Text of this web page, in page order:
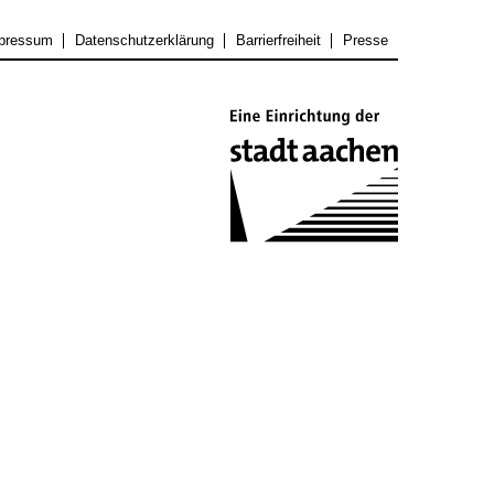
Datenschutzerklärung Barrierfreiheit Presse